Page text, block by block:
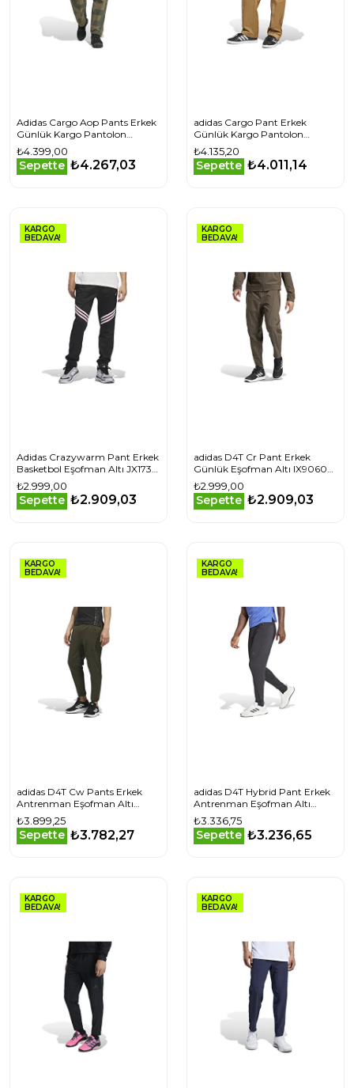
Adidas Cargo Aop Pants Erkek
Günlük Kargo Pantolon
JE9427 Siyah
₺4.399,00
Sepette ₺4.267,03
adidas Cargo Pant Erkek
Günlük Kargo Pantolon
IZ4854 Krem
₺4.135,20
Sepette ₺4.011,14
KARGO
BEDAVA!
Adidas Crazywarm Pant Erkek
Basketbol Eşofman Altı JX1735
Siyah
₺2.999,00
Sepette ₺2.909,03
KARGO
BEDAVA!
adidas D4T Cr Pant Erkek
Günlük Eşofman Altı IX9060
Haki
₺2.999,00
Sepette ₺2.909,03
KARGO
BEDAVA!
adidas D4T Cw Pants Erkek
Antrenman Eşofman Altı
JW5301 Haki
₺3.899,25
Sepette ₺3.782,27
KARGO
BEDAVA!
adidas D4T Hybrid Pant Erkek
Antrenman Eşofman Altı
IY1123 Siyah
₺3.336,75
Sepette ₺3.236,65
KARGO
BEDAVA!
KARGO
BEDAVA!